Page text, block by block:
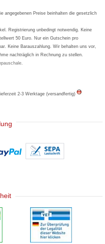
angegebenen Preise beinhalten die gesetzlich
Registrierung unbedingt notwendig. Keine
50 Euro. Nur ein Gutschein pro
Keine Barauszahlung. Wir behalten uns vor,
nachträglich in Rechnung zu stellen.
2-3 Werktage (versandfertig)